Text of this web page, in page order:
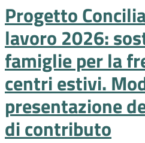
Progetto
lavoro 2026:
famiglie per la
centri estivi.
presentazione
di contributo